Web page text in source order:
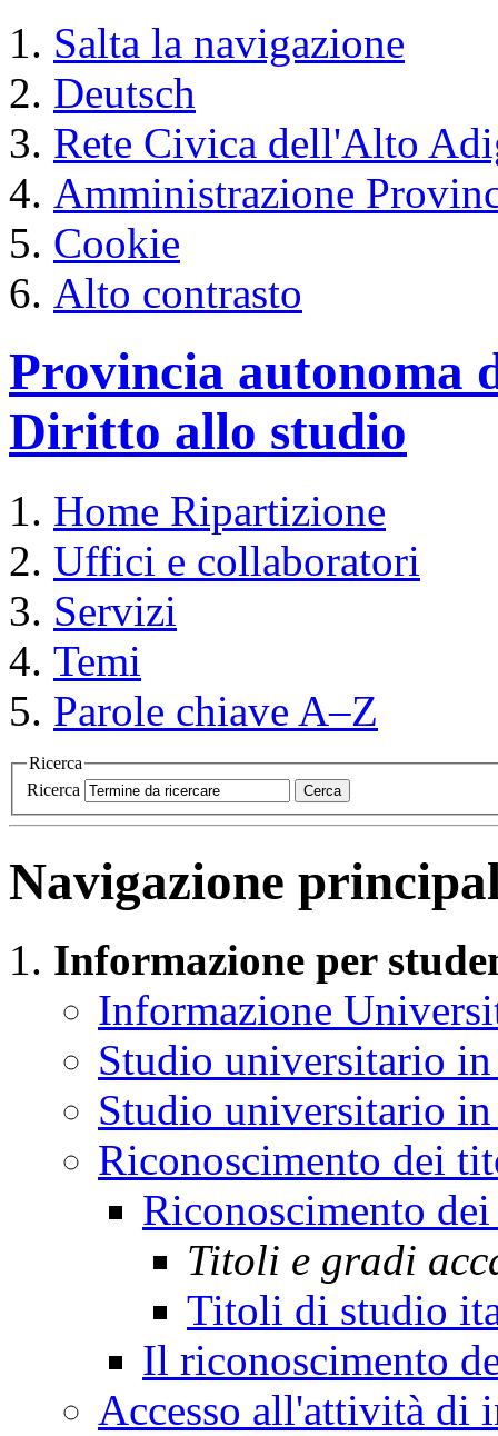
Salta la navigazione
Deutsch
Rete Civica dell'Alto
Amministrazione
Cookie
Alto contrasto
Provincia autonoma
Diritto allo studio
Home Ripartizione
Uffici e collaboratori
Servizi
Temi
Parole chiave A–Z
Ricerca
Ricerca
Cerca
Navigazione
Informazione per
Informazione
Studio universitario
Studio universitario
Riconoscimento dei
Riconoscimento
Titoli e gradi
Titoli di studio
Il riconoscimento
Accesso all'attività di